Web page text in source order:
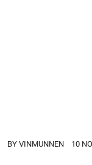
BY VINMUNNEN 10